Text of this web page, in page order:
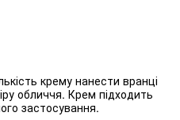
крему нанести вранці
обличчя. Крем підходить
застосування.